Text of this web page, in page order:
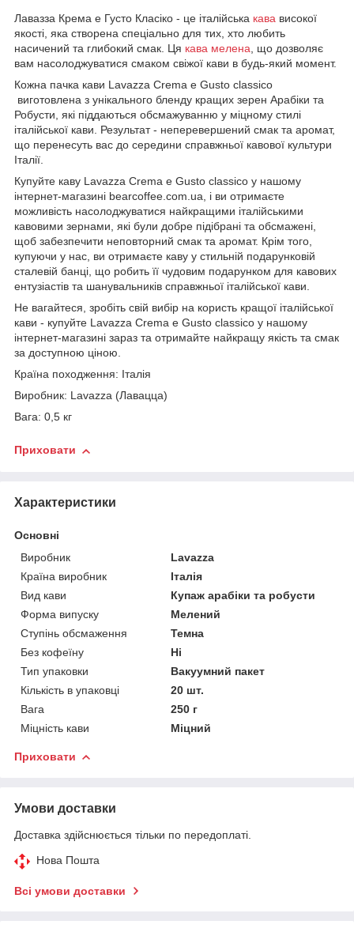
Лавазза Крема е Густо Класіко - це італійська кава високої
якості, яка створена спеціально для тих, хто любить
насичений та глибокий смак. Ця кава мелена, що дозволяє
вам насолоджуватися смаком свіжої кави в будь-який момент.
Кожна пачка кави Lavazza Crema e Gusto classico
виготовлена з унікального бленду кращих зерен Арабіки та
Робусти, які піддаються обсмажуванню у міцному стилі
італійської кави. Результат - неперевершений смак та аромат,
що перенесуть вас до середини справжньої кавової культури
Італії.
Купуйте каву Lavazza Crema e Gusto classico у нашому
інтернет-магазині bearcoffee.com.ua, і ви отримаєте
можливість насолоджуватися найкращими італійськими
кавовими зернами, які були добре підібрані та обсмажені,
щоб забезпечити неповторний смак та аромат. Крім того,
купуючи у нас, ви отримаєте каву у стильній подарунковій
сталевій банці, що робить її чудовим подарунком для кавових
ентузіастів та шанувальників справжньої італійської кави.
Не вагайтеся, зробіть свій вибір на користь кращої італійської
кави - купуйте Lavazza Crema e Gusto classico у нашому
інтернет-магазині зараз та отримайте найкращу якість та смак
за доступною ціною.
Країна походження: Італія
Виробник: Lavazza (Лавацца)
Вага: 0,5 кг
Приховати
Характеристики
Основні
Виробник
Lavazza
Країна виробник
Італія
Вид кави
Купаж арабіки та робусти
Форма випуску
Мелений
Ступінь обсмаження
Темна
Без кофеїну
Ні
Тип упаковки
Вакуумний пакет
Кількість в упаковці
20 шт.
Вага
250 г
Міцність кави
Міцний
Приховати
Умови доставки
Доставка здійснюється тільки по передоплаті.
Нова Пошта
Всі умови доставки